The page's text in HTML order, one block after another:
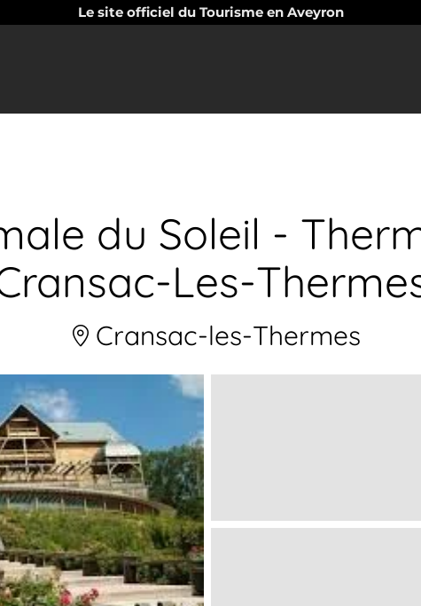
Le site officiel du Tourisme en Aveyron
du Soleil -
Les-
Cransac-les-Thermes